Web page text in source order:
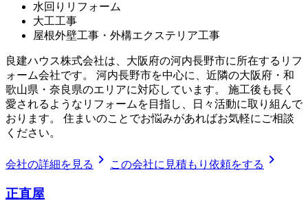
水回りリフォーム
大工工事
屋根外壁工事・外構エクステリア工事
良建ハウス株式会社は、大阪府の河内長野市に所在するリフ
ォーム会社です。 河内長野市を中心に、近隣の大阪府・和
歌山県・奈良県のエリアに対応しています。 施工後も長く
愛されるようなリフォームを目指し、日々活動に取り組んで
おります。 住まいのことでお悩みがあればお気軽にご相談
ください。
会社の詳細を見る chevron_right この会社に見積もり依頼をする chevron_right
正直屋